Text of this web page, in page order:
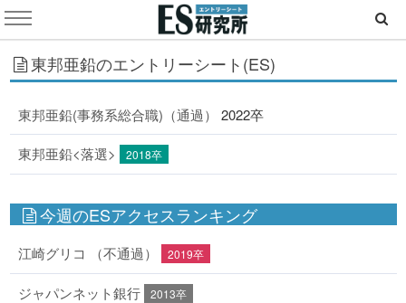
東邦亜鉛のエントリーシート(ES)
東邦亜鉛(事務系総合職)（通過） 2022卒
東邦亜鉛<落選> 2018卒
今週のESアクセスランキング
江崎グリコ （不通過） 2019卒
ジャパンネット銀行 2013卒